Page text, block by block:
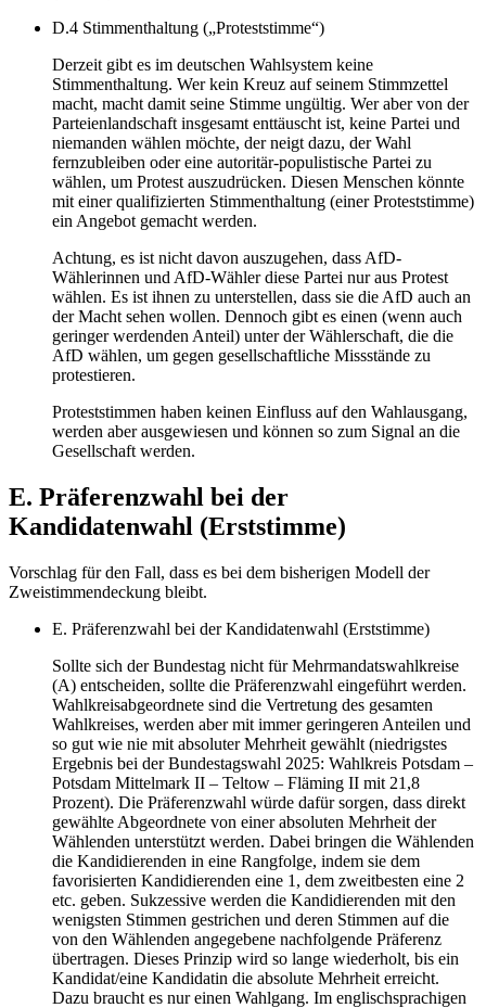
D.4 Stimmenthaltung („Proteststimme“)
Derzeit gibt es im deutschen Wahlsystem keine
Stimmenthaltung. Wer kein Kreuz auf seinem Stimmzettel
macht, macht damit seine Stimme ungültig. Wer aber von der
Parteienlandschaft insgesamt enttäuscht ist, keine Partei und
niemanden wählen möchte, der neigt dazu, der Wahl
fernzubleiben oder eine autoritär-populistische Partei zu
wählen, um Protest auszudrücken. Diesen Menschen könnte
mit einer qualifizierten Stimmenthaltung (einer Proteststimme)
ein Angebot gemacht werden.
Achtung, es ist nicht davon auszugehen, dass AfD-
Wählerinnen und AfD-Wähler diese Partei nur aus Protest
wählen. Es ist ihnen zu unterstellen, dass sie die AfD auch an
der Macht sehen wollen. Dennoch gibt es einen (wenn auch
geringer werdenden Anteil) unter der Wählerschaft, die die
AfD wählen, um gegen gesellschaftliche Missstände zu
protestieren.
Proteststimmen haben keinen Einfluss auf den Wahlausgang,
werden aber ausgewiesen und können so zum Signal an die
Gesellschaft werden.
E. Präferenzwahl bei der
Kandidatenwahl (Erststimme)
Vorschlag für den Fall, dass es bei dem bisherigen Modell der
Zweistimmendeckung bleibt.
E. Präferenzwahl bei der Kandidatenwahl (Erststimme)
Sollte sich der Bundestag nicht für Mehrmandatswahlkreise
(A) entscheiden, sollte die Präferenzwahl eingeführt werden.
Wahlkreisabgeordnete sind die Vertretung des gesamten
Wahlkreises, werden aber mit immer geringeren Anteilen und
so gut wie nie mit absoluter Mehrheit gewählt (niedrigstes
Ergebnis bei der Bundestagswahl 2025: Wahlkreis Potsdam –
Potsdam Mittelmark II – Teltow – Fläming II mit 21,8
Prozent). Die Präferenzwahl würde dafür sorgen, dass direkt
gewählte Abgeordnete von einer absoluten Mehrheit der
Wählenden unterstützt werden. Dabei bringen die Wählenden
die Kandidierenden in eine Rangfolge, indem sie dem
favorisierten Kandidierenden eine 1, dem zweitbesten eine 2
etc. geben. Sukzessive werden die Kandidierenden mit den
wenigsten Stimmen gestrichen und deren Stimmen auf die
von den Wählenden angegebene nachfolgende Präferenz
übertragen. Dieses Prinzip wird so lange wiederholt, bis ein
Kandidat/eine Kandidatin die absolute Mehrheit erreicht.
Dazu braucht es nur einen Wahlgang. Im englischsprachigen